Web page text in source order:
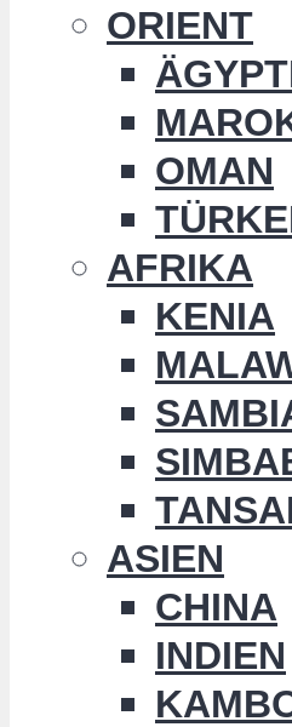
ORIENT
OMAN
AFRIKA
KENIA
ASIEN
CHINA
INDIEN